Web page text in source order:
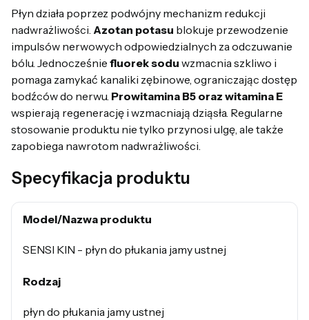
Płyn działa poprzez podwójny mechanizm redukcji
nadwrażliwości. Azotan potasu blokuje przewodzenie
impulsów nerwowych odpowiedzialnych za odczuwanie
bólu. Jednocześnie fluorek sodu wzmacnia szkliwo i
pomaga zamykać kanaliki zębinowe, ograniczając dostęp
bodźców do nerwu. Prowitamina B5 oraz witamina E
wspierają regenerację i wzmacniają dziąsła. Regularne
stosowanie produktu nie tylko przynosi ulgę, ale także
zapobiega nawrotom nadwrażliwości.
Specyfikacja produktu
Model/Nazwa produktu
SENSI KIN - płyn do płukania jamy ustnej
Rodzaj
płyn do płukania jamy ustnej